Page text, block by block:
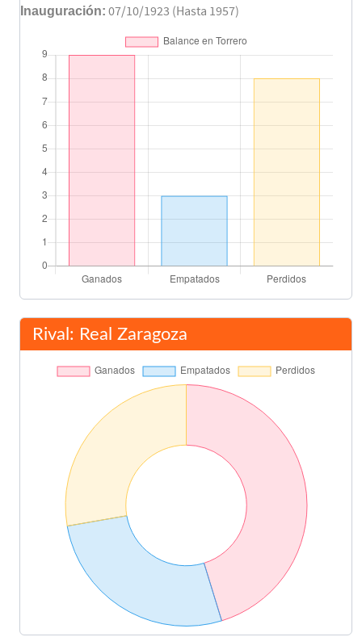
Inauguración: 07/10/1923 (Hasta 1957)
Rival: Real Zaragoza